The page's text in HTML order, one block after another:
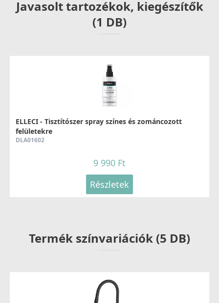
Javasolt tartozékok, kiegészítők
(1 DB)
ELLECI - Tisztítószer spray színes és zománcozott
felületekre
DLA01602
9 990 Ft
Részletek
Termék színvariációk (5 DB)